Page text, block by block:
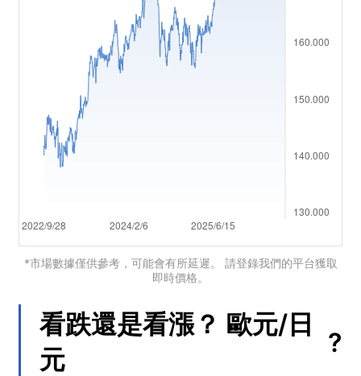
Português (Brasil)
Português
Polski
*市場數據僅供參考，可能會有所延遲。 請登錄我們的平台獲取
即時價格。
看跌還是看漲？ 歐元/日
元
?